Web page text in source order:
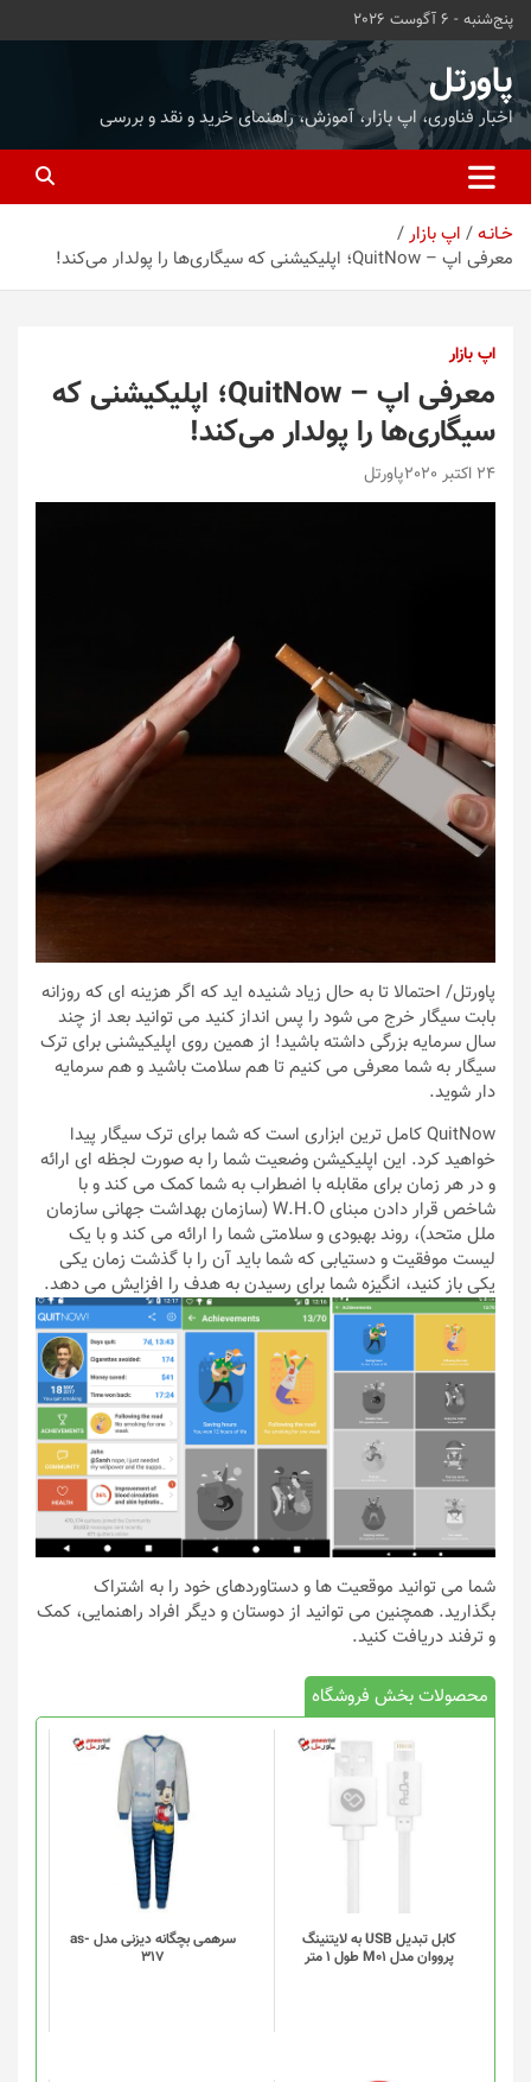
محتوا
بروید
پنج‌شنبه - 6 آگوست 2026
پاورتل
اخبار فناوری، اپ بازار، آموزش، راهنمای خرید و نقد و بررسی
خـانـه
اپ بازار
معرفی اپ – QuitNow؛ اپلیکیشنی که سیگاری‌ها را پولدار می‌کند!
اپ بازار
معرفی اپ – QuitNow؛ اپلیکیشنی که
سیگاری‌ها را پولدار می‌کند!
24 اکتبر 2020 پاورتل
پاورتل/ احتمالا تا به حال زیاد شنیده اید که اگر هزینه ای که روزانه
بابت سیگار خرج می شود را پس انداز کنید می توانید بعد از چند
سال سرمایه بزرگی داشته باشید! از همین روی اپلیکیشنی برای ترک
سیگار به شما معرفی می کنیم تا هم سلامت باشید و هم سرمایه
دار شوید.
QuitNow کامل ترین ابزاری است که شما برای ترک سیگار پیدا
خواهید کرد. این اپلیکیشن وضعیت شما را به صورت لجظه ای ارائه
و در هر زمان برای مقابله با اضطراب به شما کمک می کند و با
شاخص قرار دادن مبنای W.H.O (سازمان بهداشت جهانی سازمان
ملل متحد)، روند بهبودی و سلامتی شما را ارائه می کند و با یک
لیست موفقیت و دستیابی که شما باید آن را با گذشت زمان یکی
یکی باز کنید، انگیزه شما برای رسیدن به هدف را افزایش می دهد.
شما می توانید موقعیت ها و دستاوردهای خود را به اشتراک
بگذارید. همچنین می توانید از دوستان و دیگر افراد راهنمایی، کمک
و ترفند دریافت کنید.
محصولات بخش فروشگاه
کابل تبدیل USB به لایتنینگ
پرووان مدل M01 طول 1 متر
سرهمی بچگانه دیزنی مدل as-
317